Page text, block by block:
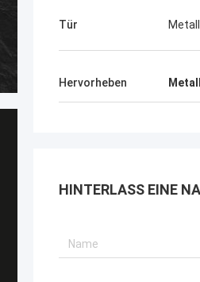
tiefem blauem Smarthouse
werden können.
Tür
Hervorheben
HINTERLASS EINE